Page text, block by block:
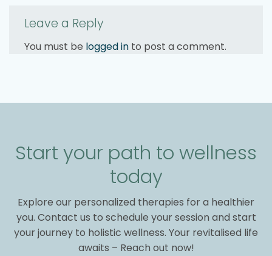
Leave a Reply
You must be logged in to post a comment.
Start your path to wellness
today
Explore our personalized therapies for a healthier
you. Contact us to schedule your session and start
your journey to holistic wellness. Your revitalised life
awaits – Reach out now!